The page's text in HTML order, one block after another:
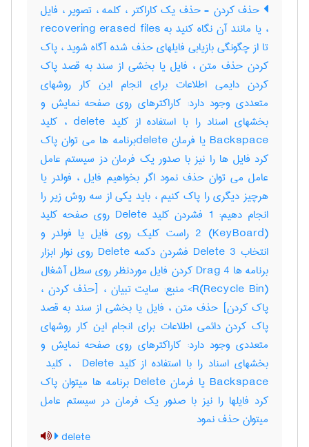
حذف کردن - حذف یک کاراکتر ، کلمه ، تصویر ، فایل
، یا مانند آن نگاه کنید به recovering erased files
تا از چگونگی بازیابی فایلهای حذف شده آگاه شوید ، پاک
کردن حذف متن ، فایل یا بخشی از سند به قصد پاک
کردن دایمی اطلاعات برای انجام این کار روشهای
متعددی وجود دارد: کاراکترهای روی صفحه نمایش و
بخشهای اسناد را با استفاده از کلید delete ، کلید
Backspace یا فرمان deleteبرنامه ها می توان پاک
کرد فایل ها را نیز با صدور یک فرمان دز سیستم عامل
عامل می توان حذف نمود اگر بخواهیم فایل ، فولدر یا
هرچیز دیگری را پاک کنیم ، باید یکی از سه روش زیر را
انجام دهیم: 1 فشردن کلید Delete روی صفحه کلید
(KeyBoard) 2 راست کلیک روی فایل یا فولدر و
انتخاب Delete 3 فشردن دکمه Delete روی نوار ابزار
برنامه ها 4 Drag کردن فایل موردنظر روی سطل آشغال
(Recycle Bin)R> منبع: سایت تبیان ، [حذف کردن ،
پاک کردن] حذف متن ، فایل یا بخشی از سند به قصد
پاک کردن دائمی اطلاعات برای انجام این کار روشهای
متعددی وجود دارد: کاراکترهای روی صفحه نمایش و
Backspace یا فرمان ‎Delete برنامه ها میتوان پاک
کرد فایلها را نیز با صدور یک فرمان در سیستم عامل
میتوان حذف نمود
delete